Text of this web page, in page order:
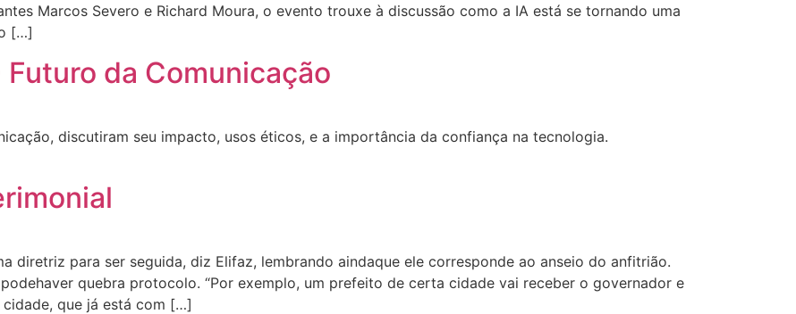
Marcos Severo e Richard Moura, o evento trouxe à discussão como a IA está se tornando uma
[…]
da Comunicação
discutiram seu impacto, usos éticos, e a importância da confiança na tecnologia.
diretriz para ser seguida, diz Elifaz, lembrando aindaque ele corresponde ao anseio do anfitrião.
quebra protocolo. “Por exemplo, um prefeito de certa cidade vai receber o governador e
que já está com […]